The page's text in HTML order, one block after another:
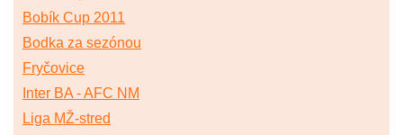
Bobík Cup 2011
Bodka za sezónou
Fryčovice
Inter BA - AFC NM
Liga MŽ-stred